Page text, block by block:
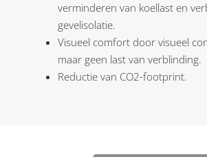
verminderen van koellast en
gevelisolatie.
Visueel comfort door visueel
maar geen last van verblinding.
Reductie van CO2-footprint.